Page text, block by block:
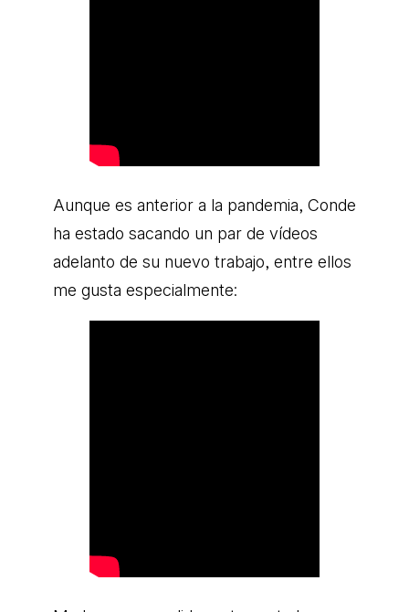
Aunque es anterior a la pandemia, Conde
ha estado sacando un par de vídeos
adelanto de su nuevo trabajo, entre ellos
me gusta especialmente: